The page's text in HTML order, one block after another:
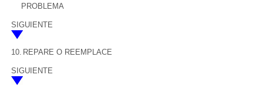
PROBLEMA
SIGUIENTE
10. REPARE O REEMPLACE
SIGUIENTE